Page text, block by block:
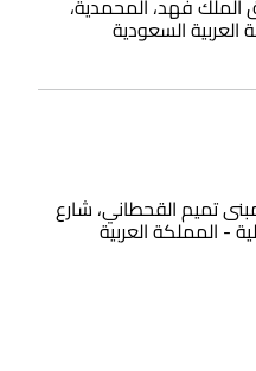
مبنى تميم القحطاني، شارع
- المملكة العربية